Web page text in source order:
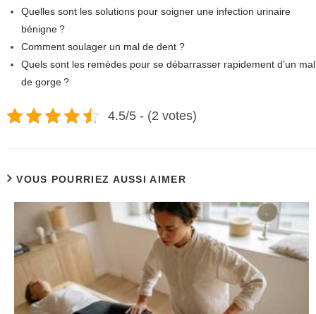
Quelles sont les solutions pour soigner une infection urinaire
bénigne ?
Comment soulager un mal de dent ?
Quels sont les remèdes pour se débarrasser rapidement d’un mal
de gorge ?
4.5/5 - (2 votes)
VOUS POURRIEZ AUSSI AIMER